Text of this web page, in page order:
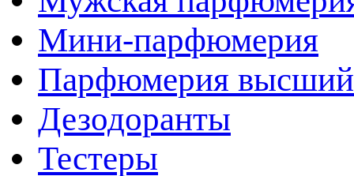
Мини-парфюмерия
Парфюмерия высший
Дезодоранты
Тестеры